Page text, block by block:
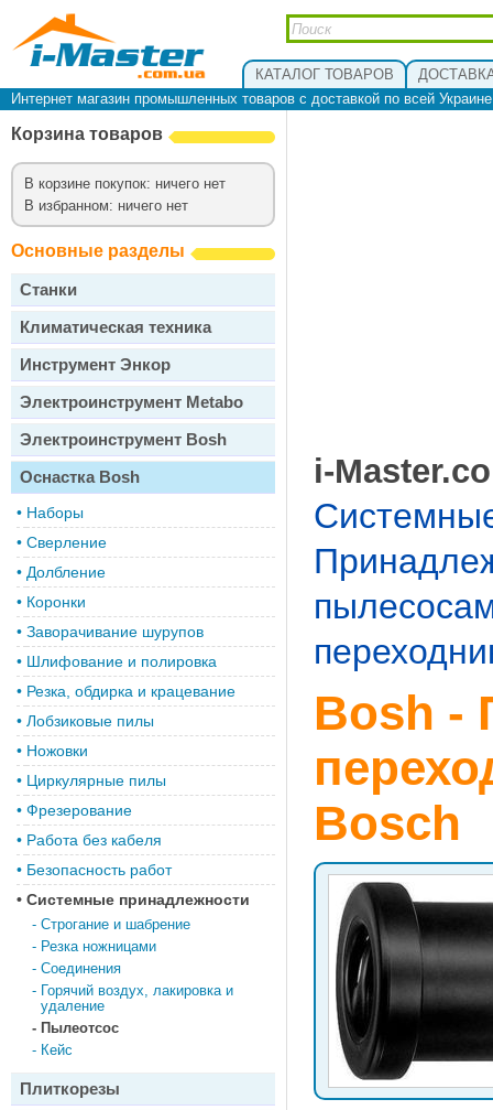
КАТАЛОГ ТОВАРОВ
Интернет магазин промышленных товаров с доставкой по всей
Корзина товаров
В корзине покупок: ничего нет
В избранном: ничего нет
Основные разделы
Станки
Климатическая техника
Инструмент Энкор
Электроинструмент Metabo
Электроинструмент Bosh
Оснастка Bosh
• Наборы
• Сверление
• Долбление
• Коронки
• Заворачивание шурупов
• Шлифование и полировка
• Резка, обдирка и крацевание
• Лобзиковые пилы
• Ножовки
• Циркулярные пилы
• Фрезерование
• Работа без кабеля
• Безопасность работ
• Системные принадлежности
- Строгание и шабрение
- Резка ножницами
- Соединения
- Горячий воздух, лакировка и
удаление
- Пылеотсос
- Кейс
Плиткорезы
i-
Bosh -
Bosch